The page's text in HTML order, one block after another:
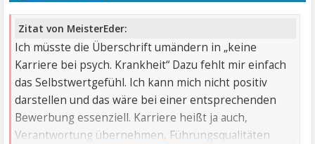
Zitat von MeisterEder:
Ich müsste die Überschrift umändern in „keine
Karriere bei psych. Krankheit“ Dazu fehlt mir einfach
das Selbstwertgefühl. Ich kann mich nicht positiv
darstellen und das wäre bei einer entsprechenden
Bewerbung essenziell. Karriere heißt ja auch,
Verantwortung übernehmen, Führungsqualitäten